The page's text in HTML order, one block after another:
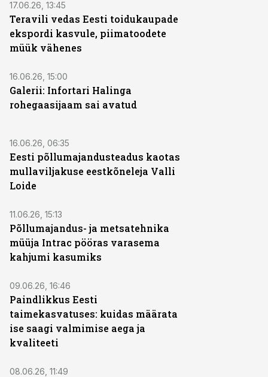
17.06.26, 13:45
Teravili vedas Eesti toidukaupade
ekspordi kasvule, piimatoodete
müük vähenes
16.06.26, 15:00
Galerii: Infortari Halinga
rohegaasijaam sai avatud
16.06.26, 06:35
Eesti põllumajandusteadus kaotas
mullaviljakuse eestkõneleja Valli
Loide
11.06.26, 15:13
Põllumajandus- ja metsatehnika
müüja Intrac pööras varasema
kahjumi kasumiks
09.06.26, 16:46
Paindlikkus Eesti
taimekasvatuses: kuidas määrata
ise saagi valmimise aega ja
kvaliteeti
08.06.26, 11:49